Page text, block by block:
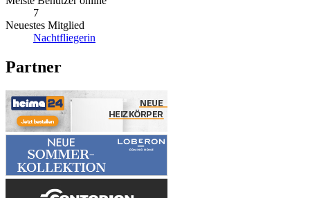
7
Neuestes Mitglied
Nachtfliegerin
Partner